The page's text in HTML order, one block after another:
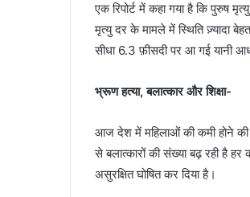
एक रिपोर्ट में कहा गया है कि पुरुष
मृत्यु दर के मामले में स्थिति ज़्यादा
सीधा 6.3 फ़ीसदी पर आ गई यानी
भ्रूण हत्या, बलात्कार और शिक्षा-
आज देश में महिलाओं की कमी होने
से बलात्कारों की संख्या बढ़ रही है
असुरक्षित घोषित कर दिया है।